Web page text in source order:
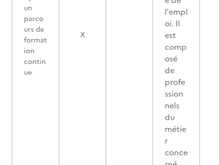
un
parco
urs de
format
ion
contin
ue
X
l'empl
oi. Il
est
comp
osé
de
profe
ssion
nels
du
métie
r
conce